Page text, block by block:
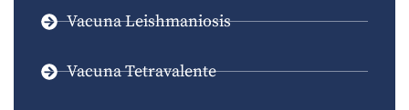
Vacuna Leishmaniosis
Vacuna Tetravalente